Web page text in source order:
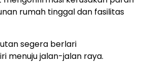
rumah tinggal dan fasilitas
segera berlari
menuju jalan-jalan raya.